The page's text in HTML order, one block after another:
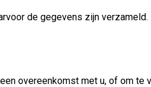
de gegevens zijn
overeenkomst met u, of om te